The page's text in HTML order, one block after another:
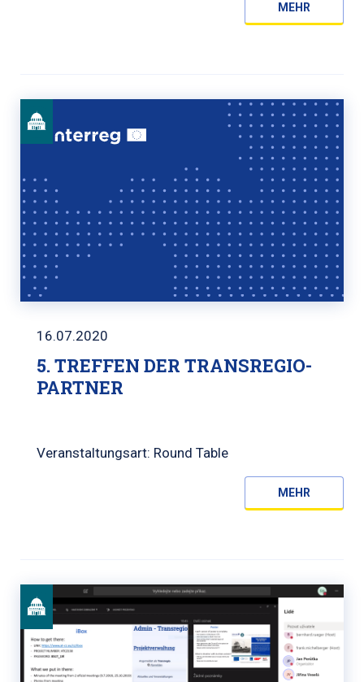
MEHR
16.07.2020
5. TREFFEN DER TRANSREGIO-
PARTNER
Veranstaltungsart: Round Table
MEHR